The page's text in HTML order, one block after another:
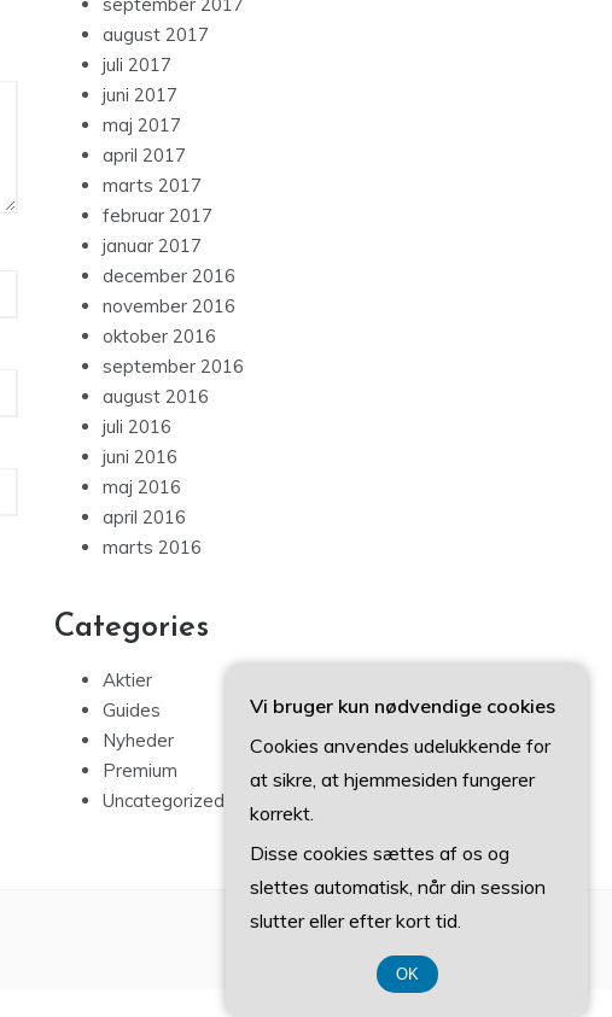
august 2017
juli 2017
juni 2017
maj 2017
april 2017
marts 2017
februar 2017
januar 2017
december 2016
november 2016
oktober 2016
september 2016
august 2016
juli 2016
juni 2016
maj 2016
april 2016
marts 2016
Categories
Aktier
Guides
Nyheder
Premium
Uncategorized
Vi bruger kun nødvendige cookies
Cookies anvendes udelukkende for
at sikre, at hjemmesiden fungerer
korrekt.
Disse cookies sættes af os og
slettes automatisk, når din session
slutter eller efter kort tid.
OK